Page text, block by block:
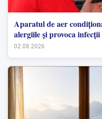
Aparatul de aer
alergiile și provoca
02.08.2026